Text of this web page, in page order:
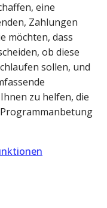
eine
Zahlungen
möchten, dass
ob diese
sollen, und
zu helfen, die